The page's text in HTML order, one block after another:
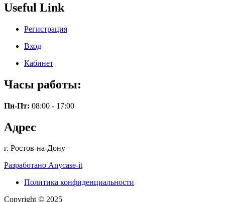
Useful Link
Регистрация
Вход
Кабинет
Часы работы:
Пн-Пт: 08:00 - 17:00
Адрес
г. Ростов-на-Дону
Разработано Anycase-it
Политика конфиденциальности
Copyright © 2025